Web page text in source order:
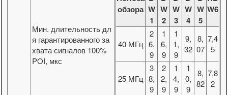
Мин. длительность дл
я гарантированного за
хвата сигналов 100%
POI, мкс
обзора W
1
W
2
W
3
W
4
W
5
W6
40 МГц
2
6,
9
1
6,
9
1
1,
9
9,
32
8,
07
7,4
5
25 МГц
3
8,
9
2
2,
9
1
4,
9
1
0,
9
8,
82
7,8
2